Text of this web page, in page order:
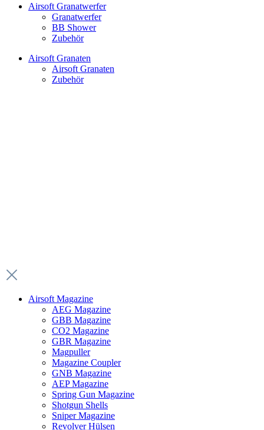
Airsoft Granatwerfer
Granatwerfer
BB Shower
Zubehör
Airsoft Granaten
Airsoft Granaten
Zubehör
Airsoft Magazine
AEG Magazine
GBB Magazine
CO2 Magazine
GBR Magazine
Magpuller
Magazine Coupler
GNB Magazine
AEP Magazine
Spring Gun Magazine
Shotgun Shells
Sniper Magazine
Revolver Hülsen